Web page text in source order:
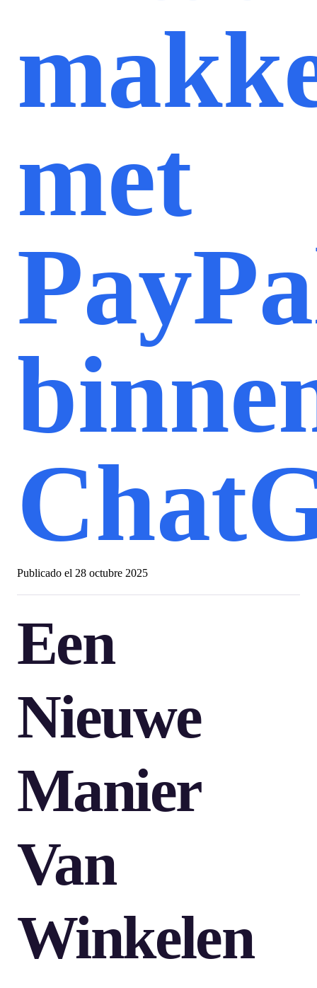
met
Publicado el 28 octubre 2025
Een
Nieuwe
Manier
Van
Winkelen